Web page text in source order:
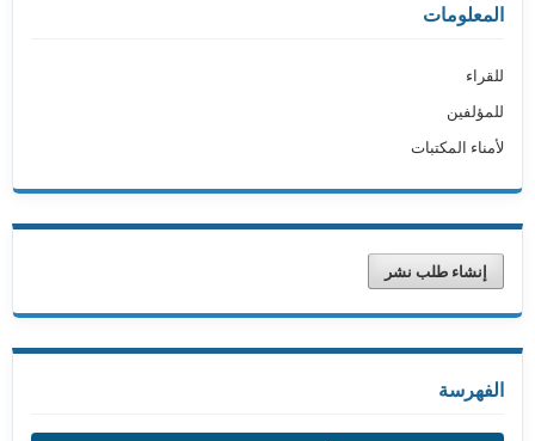
المعلومات
للقراء
للمؤلفين
لأمناء المكتبات
إنشاء طلب نشر
الفهرسة